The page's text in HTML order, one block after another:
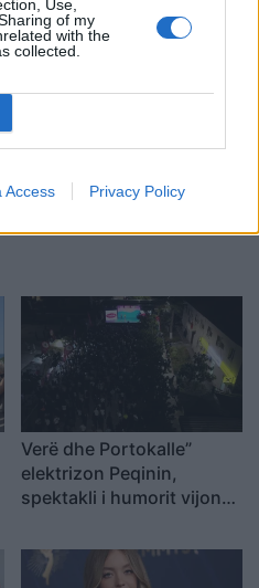
Use,
of my
with the
collected.
Access Privacy Policy
,
Verë dhe Portokalle”
elektrizon Peqinin,
spektakli i humorit vijon